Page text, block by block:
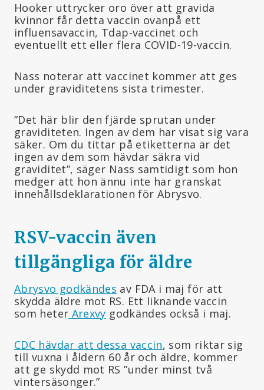
Hooker uttrycker oro över att gravida
kvinnor får detta vaccin ovanpå ett
influensavaccin, Tdap-vaccinet och
eventuellt ett eller flera COVID-19-vaccin.
Nass noterar att vaccinet kommer att ges
under graviditetens sista trimester.
”Det här blir den fjärde sprutan under
graviditeten. Ingen av dem har visat sig vara
säker. Om du tittar på etiketterna är det
ingen av dem som hävdar säkra vid
graviditet”, säger Nass samtidigt som hon
medger att hon ännu inte har granskat
innehållsdeklarationen för Abrysvo.
RSV-vaccin även
tillgängliga för äldre
Abrysvo godkändes av FDA i maj för att
skydda äldre mot RS. Ett liknande vaccin
som heter Arexvy godkändes också i maj.
CDC hävdar att dessa vaccin, som riktar sig
till vuxna i åldern 60 år och äldre, kommer
att ge skydd mot RS ”under minst två
vintersäsonger.”